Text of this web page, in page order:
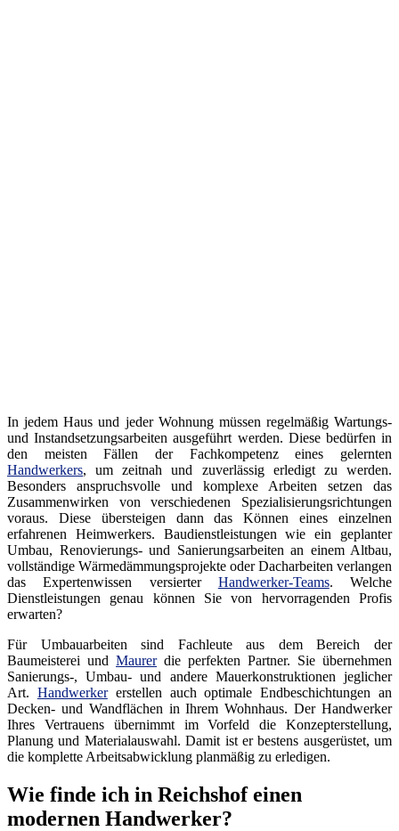
In jedem Haus und jeder Wohnung müssen regelmäßig Wartungs-
und Instandsetzungsarbeiten ausgeführt werden. Diese bedürfen in
den meisten Fällen der Fachkompetenz eines gelernten
Handwerkers, um zeitnah und zuverlässig erledigt zu werden.
Besonders anspruchsvolle und komplexe Arbeiten setzen das
Zusammenwirken von verschiedenen Spezialisierungsrichtungen
voraus. Diese übersteigen dann das Können eines einzelnen
erfahrenen Heimwerkers. Baudienstleistungen wie ein geplanter
Umbau, Renovierungs- und Sanierungsarbeiten an einem Altbau,
vollständige Wärmedämmungsprojekte oder Dacharbeiten verlangen
das Expertenwissen versierter Handwerker-Teams. Welche
Dienstleistungen genau können Sie von hervorragenden Profis
erwarten?
Für Umbauarbeiten sind Fachleute aus dem Bereich der
Baumeisterei und Maurerdie perfekten Partner. Sie übernehmen
Sanierungs-, Umbau- und andere Mauerkonstruktionen jeglicher
Art. Handwerkererstellen auch optimale Endbeschichtungen an
Decken- und Wandflächen in Ihrem Wohnhaus. Der Handwerker
Ihres Vertrauens übernimmt im Vorfeld die Konzepterstellung,
Planung und Materialauswahl. Damit ist er bestens ausgerüstet, um
die komplette Arbeitsabwicklung planmäßig zu erledigen.
Wie finde ich in Reichshof einen
modernen Handwerker?